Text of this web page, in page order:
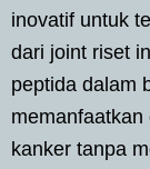
inovatif untuk
dari joint riset
peptida dalam
memanfaatkan
kanker tanpa